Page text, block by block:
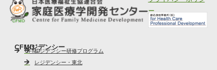
ー
CFMD
CFMD
メ
レジデンシー
レジデンシー研修プログラム
レジデンシー・東北